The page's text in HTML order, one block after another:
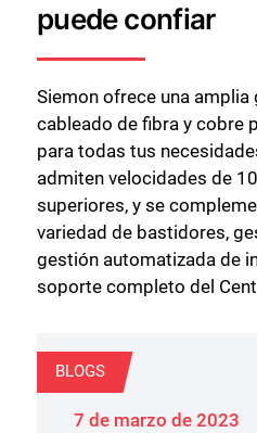
puede confiar
Siemon ofrece una
cableado de fibra y cobre
para todas tus
admiten velocidades de
superiores, y se
variedad de bastidores,
gestión automatizada de
soporte completo del
BLOGS
7 de marzo de 2023